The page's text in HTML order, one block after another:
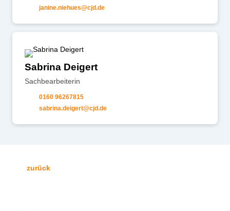
j n n n h s cjd d
Sabrina Deigert
Sachbearbeiterin
0160 96267815
s
br n d g rt cjd d
zurück